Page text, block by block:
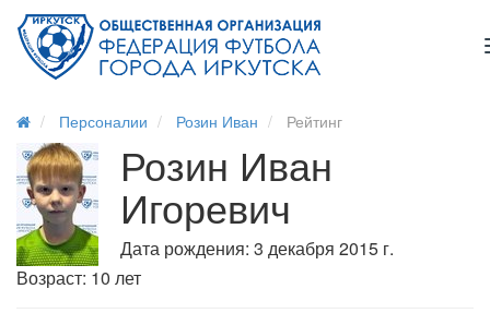
Персоналии Розин Иван Рейтинг
Розин Иван
Игоревич
Дата рождения: 3 декабря 2015 г.
Возраст: 10 лет